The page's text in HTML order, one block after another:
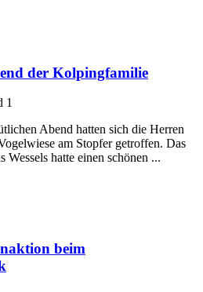
der Kolpingfamilie
Abend hatten sich die Herren
am Stopfer getroffen. Das
Wessels hatte einen schönen ...
beim